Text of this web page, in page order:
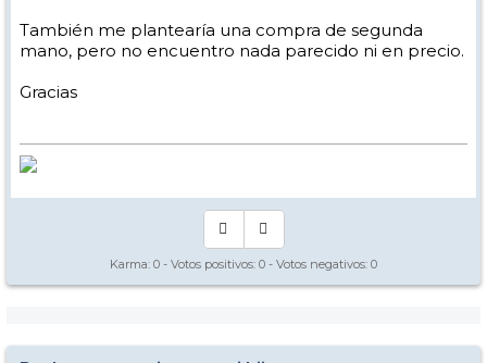
También me plantearía una compra de segunda
mano, pero no encuentro nada parecido ni en precio.
Gracias
Karma: 0 - Votos positivos: 0 - Votos negativos: 0